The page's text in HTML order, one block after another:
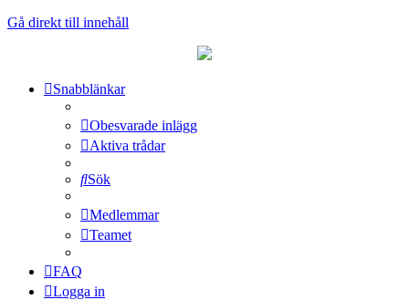
Gå direkt till innehåll
Snabblänkar
Obesvarade inlägg
Aktiva trådar
Sök
Medlemmar
Teamet
FAQ
Logga in